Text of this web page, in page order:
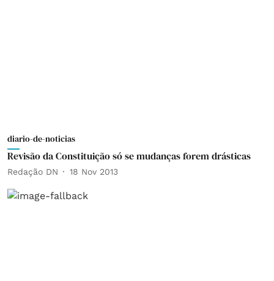
diario-de-noticias
Revisão da Constituição só se mudanças forem drásticas
Redação DN 18 Nov 2013